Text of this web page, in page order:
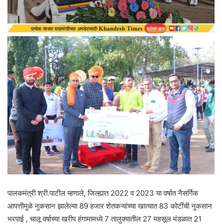
पालकमंत्री श्री.पाटील म्हणाले, जिल्ह्यात 2022 व 2023 या वर्षात नैसर्ग‍िक
आपत्तीमुळे नुकसान झालेल्या 89 हजार शेतकऱ्यांच्या खात्यात 83 कोटींची नुकसान
भरपाई , चालू वर्षाच्या खरीप हंगामामध्ये 7 तालुक्यातील 27 महसूल मंडळात 21